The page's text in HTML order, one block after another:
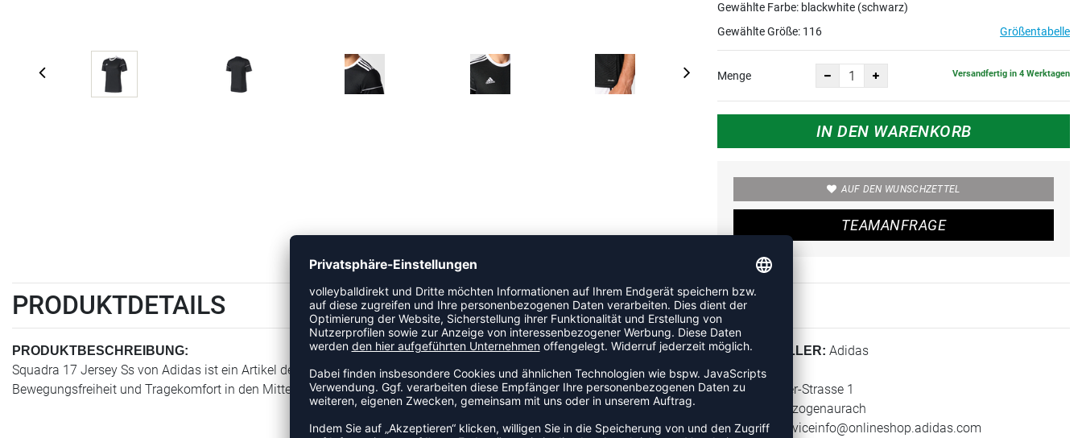
Gewählte Farbe: blackwhite (schwarz)
Gewählte Größe: 116 Größentabelle
Menge Versandfertig in 4 Werktagen
IN DEN WARENKORB
AUF DEN WUNSCHZETTEL
TEAMANFRAGE
PRODUKTDETAILS
PRODUKTBESCHREIBUNG:
Squadra 17 Jersey Ss von Adidas ist ein Artikel der Kategorie Trikot. Ein Trikot mit durchdachtem Schnitt, das
Bewegungsfreiheit und Tragekomfort in den Mittelpunkt stellt.
HERSTELLER: Adidas
adidas AG
Adi-Dassler-Strasse 1
91074 Herzogenaurach
E-Mail:
serviceinfo@onlineshop.adidas.com